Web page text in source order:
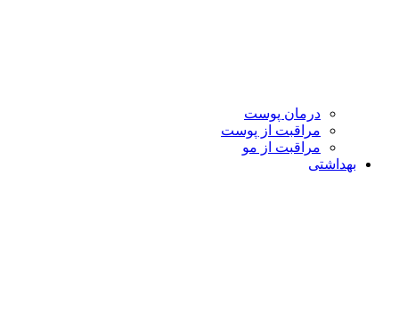
درمان پوست
مراقبت از پوست
مراقبت از مو
بهداشتی